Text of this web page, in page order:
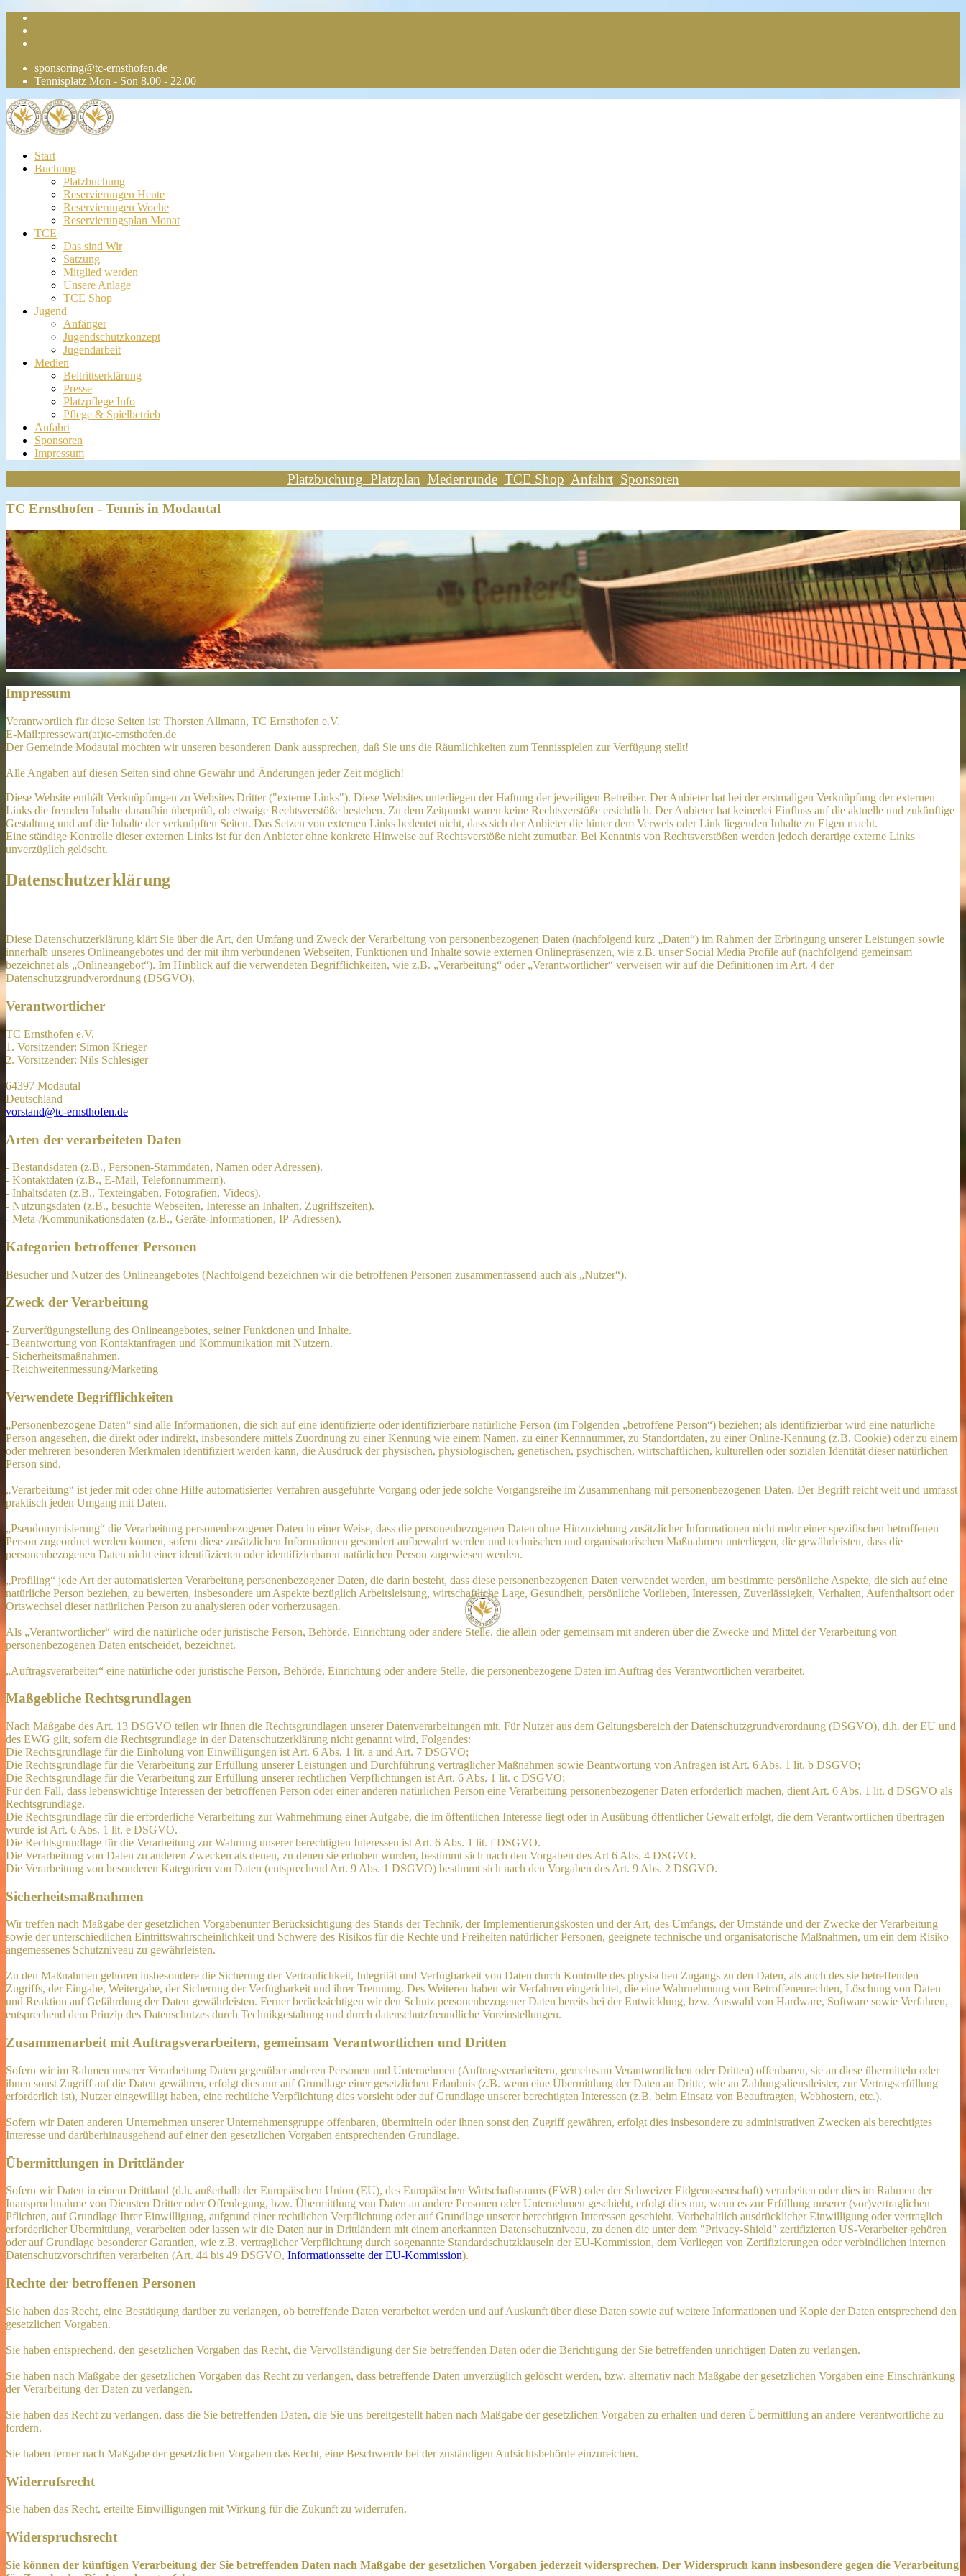
sponsoring@tc-ernsthofen.de
Tennisplatz Mon - Son 8.00 - 22.00
Start
Buchung
Platzbuchung
Reservierungen Heute
Reservierungen Woche
Reservierungsplan Monat
TCE
Das sind Wir
Satzung
Mitglied werden
Unsere Anlage
TCE Shop
Jugend
Anfänger
Jugendschutzkonzept
Jugendarbeit
Medien
Beitrittserklärung
Presse
Platzpflege Info
Pflege & Spielbetrieb
Anfahrt
Sponsoren
Impressum
Platzbuchung Platzplan Medenrunde TCE Shop Anfahrt Sponsoren
TC Ernsthofen - Tennis in Modautal
Impressum
Verantwortlich für diese Seiten ist: Thorsten Allmann, TC Ernsthofen e.V.
E-Mail:pressewart(at)tc-ernsthofen.de
Der Gemeinde Modautal möchten wir unseren besonderen Dank aussprechen, daß Sie uns die Räumlichkeiten zum Tennisspielen zur Verfügung stellt!
Alle Angaben auf diesen Seiten sind ohne Gewähr und Änderungen jeder Zeit möglich!
Diese Website enthält Verknüpfungen zu Websites Dritter ("externe Links"). Diese Websites unterliegen der Haftung der jeweiligen Betreiber. Der Anbieter hat bei der erstmaligen Verknüpfung der externen
Links die fremden Inhalte daraufhin überprüft, ob etwaige Rechtsverstöße bestehen. Zu dem Zeitpunkt waren keine Rechtsverstöße ersichtlich. Der Anbieter hat keinerlei Einfluss auf die aktuelle und zukünftige
Gestaltung und auf die Inhalte der verknüpften Seiten. Das Setzen von externen Links bedeutet nicht, dass sich der Anbieter die hinter dem Verweis oder Link liegenden Inhalte zu Eigen macht.
Eine ständige Kontrolle dieser externen Links ist für den Anbieter ohne konkrete Hinweise auf Rechtsverstöße nicht zumutbar. Bei Kenntnis von Rechtsverstößen werden jedoch derartige externe Links
unverzüglich gelöscht.
Datenschutzerklärung
Diese Datenschutzerklärung klärt Sie über die Art, den Umfang und Zweck der Verarbeitung von personenbezogenen Daten (nachfolgend kurz „Daten“) im Rahmen der Erbringung unserer Leistungen sowie
innerhalb unseres Onlineangebotes und der mit ihm verbundenen Webseiten, Funktionen und Inhalte sowie externen Onlinepräsenzen, wie z.B. unser Social Media Profile auf (nachfolgend gemeinsam
bezeichnet als „Onlineangebot“). Im Hinblick auf die verwendeten Begrifflichkeiten, wie z.B. „Verarbeitung“ oder „Verantwortlicher“ verweisen wir auf die Definitionen im Art. 4 der
Datenschutzgrundverordnung (DSGVO).
Verantwortlicher
TC Ernsthofen e.V.
1. Vorsitzender: Simon Krieger
2. Vorsitzender: Nils Schlesiger
64397 Modautal
Deutschland
vorstand@tc-ernsthofen.de
Arten der verarbeiteten Daten
- Bestandsdaten (z.B., Personen-Stammdaten, Namen oder Adressen).
- Kontaktdaten (z.B., E-Mail, Telefonnummern).
- Inhaltsdaten (z.B., Texteingaben, Fotografien, Videos).
- Nutzungsdaten (z.B., besuchte Webseiten, Interesse an Inhalten, Zugriffszeiten).
- Meta-/Kommunikationsdaten (z.B., Geräte-Informationen, IP-Adressen).
Kategorien betroffener Personen
Besucher und Nutzer des Onlineangebotes (Nachfolgend bezeichnen wir die betroffenen Personen zusammenfassend auch als „Nutzer“).
Zweck der Verarbeitung
- Zurverfügungstellung des Onlineangebotes, seiner Funktionen und Inhalte.
- Beantwortung von Kontaktanfragen und Kommunikation mit Nutzern.
- Sicherheitsmaßnahmen.
- Reichweitenmessung/Marketing
Verwendete Begrifflichkeiten
„Personenbezogene Daten“ sind alle Informationen, die sich auf eine identifizierte oder identifizierbare natürliche Person (im Folgenden „betroffene Person“) beziehen; als identifizierbar wird eine natürliche
Person angesehen, die direkt oder indirekt, insbesondere mittels Zuordnung zu einer Kennung wie einem Namen, zu einer Kennnummer, zu Standortdaten, zu einer Online-Kennung (z.B. Cookie) oder zu einem
oder mehreren besonderen Merkmalen identifiziert werden kann, die Ausdruck der physischen, physiologischen, genetischen, psychischen, wirtschaftlichen, kulturellen oder sozialen Identität dieser natürlichen
Person sind.
„Verarbeitung“ ist jeder mit oder ohne Hilfe automatisierter Verfahren ausgeführte Vorgang oder jede solche Vorgangsreihe im Zusammenhang mit personenbezogenen Daten. Der Begriff reicht weit und umfasst
praktisch jeden Umgang mit Daten.
„Pseudonymisierung“ die Verarbeitung personenbezogener Daten in einer Weise, dass die personenbezogenen Daten ohne Hinzuziehung zusätzlicher Informationen nicht mehr einer spezifischen betroffenen
Person zugeordnet werden können, sofern diese zusätzlichen Informationen gesondert aufbewahrt werden und technischen und organisatorischen Maßnahmen unterliegen, die gewährleisten, dass die
personenbezogenen Daten nicht einer identifizierten oder identifizierbaren natürlichen Person zugewiesen werden.
„Profiling“ jede Art der automatisierten Verarbeitung personenbezogener Daten, die darin besteht, dass diese personenbezogenen Daten verwendet werden, um bestimmte persönliche Aspekte, die sich auf eine
natürliche Person beziehen, zu bewerten, insbesondere um Aspekte bezüglich Arbeitsleistung, wirtschaftliche Lage, Gesundheit, persönliche Vorlieben, Interessen, Zuverlässigkeit, Verhalten, Aufenthaltsort oder
Ortswechsel dieser natürlichen Person zu analysieren oder vorherzusagen.
Als „Verantwortlicher“ wird die natürliche oder juristische Person, Behörde, Einrichtung oder andere Stelle, die allein oder gemeinsam mit anderen über die Zwecke und Mittel der Verarbeitung von
personenbezogenen Daten entscheidet, bezeichnet.
„Auftragsverarbeiter“ eine natürliche oder juristische Person, Behörde, Einrichtung oder andere Stelle, die personenbezogene Daten im Auftrag des Verantwortlichen verarbeitet.
Maßgebliche Rechtsgrundlagen
Nach Maßgabe des Art. 13 DSGVO teilen wir Ihnen die Rechtsgrundlagen unserer Datenverarbeitungen mit. Für Nutzer aus dem Geltungsbereich der Datenschutzgrundverordnung (DSGVO), d.h. der EU und
des EWG gilt, sofern die Rechtsgrundlage in der Datenschutzerklärung nicht genannt wird, Folgendes:
Die Rechtsgrundlage für die Einholung von Einwilligungen ist Art. 6 Abs. 1 lit. a und Art. 7 DSGVO;
Die Rechtsgrundlage für die Verarbeitung zur Erfüllung unserer Leistungen und Durchführung vertraglicher Maßnahmen sowie Beantwortung von Anfragen ist Art. 6 Abs. 1 lit. b DSGVO;
Die Rechtsgrundlage für die Verarbeitung zur Erfüllung unserer rechtlichen Verpflichtungen ist Art. 6 Abs. 1 lit. c DSGVO;
Für den Fall, dass lebenswichtige Interessen der betroffenen Person oder einer anderen natürlichen Person eine Verarbeitung personenbezogener Daten erforderlich machen, dient Art. 6 Abs. 1 lit. d DSGVO als
Rechtsgrundlage.
Die Rechtsgrundlage für die erforderliche Verarbeitung zur Wahrnehmung einer Aufgabe, die im öffentlichen Interesse liegt oder in Ausübung öffentlicher Gewalt erfolgt, die dem Verantwortlichen übertragen
wurde ist Art. 6 Abs. 1 lit. e DSGVO.
Die Rechtsgrundlage für die Verarbeitung zur Wahrung unserer berechtigten Interessen ist Art. 6 Abs. 1 lit. f DSGVO.
Die Verarbeitung von Daten zu anderen Zwecken als denen, zu denen sie erhoben wurden, bestimmt sich nach den Vorgaben des Art 6 Abs. 4 DSGVO.
Die Verarbeitung von besonderen Kategorien von Daten (entsprechend Art. 9 Abs. 1 DSGVO) bestimmt sich nach den Vorgaben des Art. 9 Abs. 2 DSGVO.
Sicherheitsmaßnahmen
Wir treffen nach Maßgabe der gesetzlichen Vorgabenunter Berücksichtigung des Stands der Technik, der Implementierungskosten und der Art, des Umfangs, der Umstände und der Zwecke der Verarbeitung
sowie der unterschiedlichen Eintrittswahrscheinlichkeit und Schwere des Risikos für die Rechte und Freiheiten natürlicher Personen, geeignete technische und organisatorische Maßnahmen, um ein dem Risiko
angemessenes Schutzniveau zu gewährleisten.
Zu den Maßnahmen gehören insbesondere die Sicherung der Vertraulichkeit, Integrität und Verfügbarkeit von Daten durch Kontrolle des physischen Zugangs zu den Daten, als auch des sie betreffenden
Zugriffs, der Eingabe, Weitergabe, der Sicherung der Verfügbarkeit und ihrer Trennung. Des Weiteren haben wir Verfahren eingerichtet, die eine Wahrnehmung von Betroffenenrechten, Löschung von Daten
und Reaktion auf Gefährdung der Daten gewährleisten. Ferner berücksichtigen wir den Schutz personenbezogener Daten bereits bei der Entwicklung, bzw. Auswahl von Hardware, Software sowie Verfahren,
entsprechend dem Prinzip des Datenschutzes durch Technikgestaltung und durch datenschutzfreundliche Voreinstellungen.
Zusammenarbeit mit Auftragsverarbeitern, gemeinsam Verantwortlichen und Dritten
Sofern wir im Rahmen unserer Verarbeitung Daten gegenüber anderen Personen und Unternehmen (Auftragsverarbeitern, gemeinsam Verantwortlichen oder Dritten) offenbaren, sie an diese übermitteln oder
ihnen sonst Zugriff auf die Daten gewähren, erfolgt dies nur auf Grundlage einer gesetzlichen Erlaubnis (z.B. wenn eine Übermittlung der Daten an Dritte, wie an Zahlungsdienstleister, zur Vertragserfüllung
erforderlich ist), Nutzer eingewilligt haben, eine rechtliche Verpflichtung dies vorsieht oder auf Grundlage unserer berechtigten Interessen (z.B. beim Einsatz von Beauftragten, Webhostern, etc.).
Sofern wir Daten anderen Unternehmen unserer Unternehmensgruppe offenbaren, übermitteln oder ihnen sonst den Zugriff gewähren, erfolgt dies insbesondere zu administrativen Zwecken als berechtigtes
Interesse und darüberhinausgehend auf einer den gesetzlichen Vorgaben entsprechenden Grundlage.
Übermittlungen in Drittländer
Sofern wir Daten in einem Drittland (d.h. außerhalb der Europäischen Union (EU), des Europäischen Wirtschaftsraums (EWR) oder der Schweizer Eidgenossenschaft) verarbeiten oder dies im Rahmen der
Inanspruchnahme von Diensten Dritter oder Offenlegung, bzw. Übermittlung von Daten an andere Personen oder Unternehmen geschieht, erfolgt dies nur, wenn es zur Erfüllung unserer (vor)vertraglichen
Pflichten, auf Grundlage Ihrer Einwilligung, aufgrund einer rechtlichen Verpflichtung oder auf Grundlage unserer berechtigten Interessen geschieht. Vorbehaltlich ausdrücklicher Einwilligung oder vertraglich
erforderlicher Übermittlung, verarbeiten oder lassen wir die Daten nur in Drittländern mit einem anerkannten Datenschutzniveau, zu denen die unter dem "Privacy-Shield" zertifizierten US-Verarbeiter gehören
oder auf Grundlage besonderer Garantien, wie z.B. vertraglicher Verpflichtung durch sogenannte Standardschutzklauseln der EU-Kommission, dem Vorliegen von Zertifizierungen oder verbindlichen internen
Datenschutzvorschriften verarbeiten (Art. 44 bis 49 DSGVO, Informationsseite der EU-Kommission).
Rechte der betroffenen Personen
Sie haben das Recht, eine Bestätigung darüber zu verlangen, ob betreffende Daten verarbeitet werden und auf Auskunft über diese Daten sowie auf weitere Informationen und Kopie der Daten entsprechend den
gesetzlichen Vorgaben.
Sie haben entsprechend. den gesetzlichen Vorgaben das Recht, die Vervollständigung der Sie betreffenden Daten oder die Berichtigung der Sie betreffenden unrichtigen Daten zu verlangen.
Sie haben nach Maßgabe der gesetzlichen Vorgaben das Recht zu verlangen, dass betreffende Daten unverzüglich gelöscht werden, bzw. alternativ nach Maßgabe der gesetzlichen Vorgaben eine Einschränkung
der Verarbeitung der Daten zu verlangen.
Sie haben das Recht zu verlangen, dass die Sie betreffenden Daten, die Sie uns bereitgestellt haben nach Maßgabe der gesetzlichen Vorgaben zu erhalten und deren Übermittlung an andere Verantwortliche zu
fordern.
Sie haben ferner nach Maßgabe der gesetzlichen Vorgaben das Recht, eine Beschwerde bei der zuständigen Aufsichtsbehörde einzureichen.
Widerrufsrecht
Sie haben das Recht, erteilte Einwilligungen mit Wirkung für die Zukunft zu widerrufen.
Widerspruchsrecht
Sie können der künftigen Verarbeitung der Sie betreffenden Daten nach Maßgabe der gesetzlichen Vorgaben jederzeit widersprechen. Der Widerspruch kann insbesondere gegen die Verarbeitung